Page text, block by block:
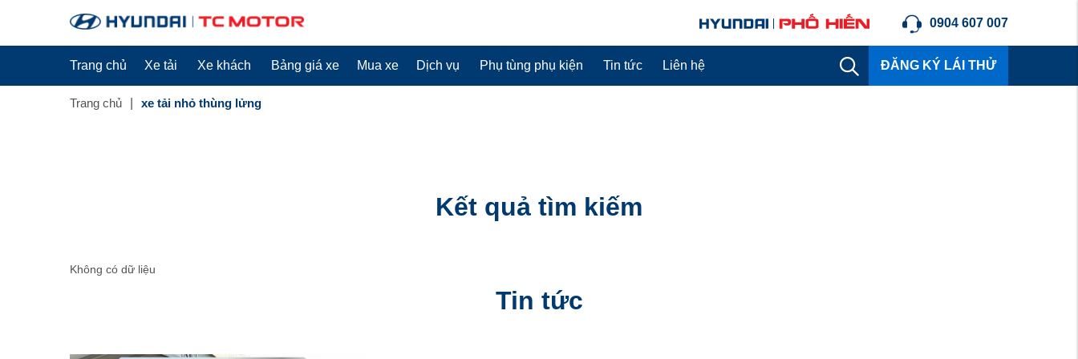
0904 607 007
Trang chủ Xe tải Xe khách Bảng giá xe Mua xe Dịch vụ Phụ tùng phụ kiện Tin tức Liên hệ ĐĂNG KÝ LÁI THỬ
Trang chủ xe tải nhỏ thùng lửng
Kết quả tìm kiếm
Không có dữ liệu
Tin tức